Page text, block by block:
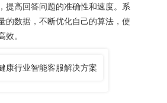
提高回答问题的准确性和速度。系
的数据，不断优化自己的算法，使
。